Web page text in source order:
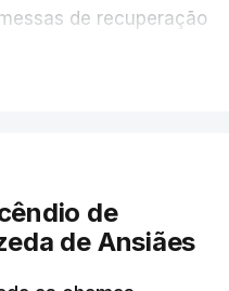
de recuperação
NESTE
de
de Ansiães